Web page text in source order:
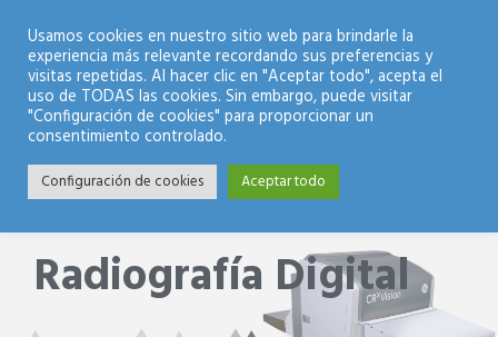
Modo Nocturno
Radiografía Digital
Usamos cookies en nuestro sitio web para brindarle la
experiencia más relevante recordando sus preferencias y
visitas repetidas. Al hacer clic en "Aceptar todo", acepta el
uso de TODAS las cookies. Sin embargo, puede visitar
"Configuración de cookies" para proporcionar un
consentimiento controlado.
Configuración de cookies Aceptar todo